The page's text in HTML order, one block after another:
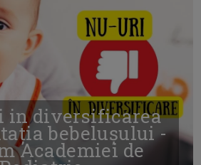
in diversificarea
bebelușului -
Academiei de